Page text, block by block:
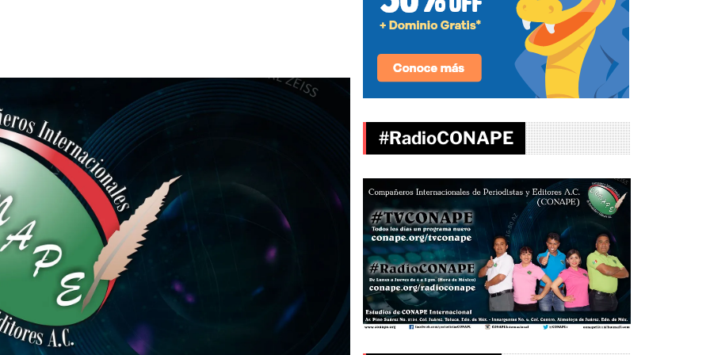
#RadioCONAPE